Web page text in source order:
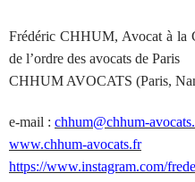
Frédéric CHHUM, Avocat à la
de l’ordre des avocats de Paris
CHHUM AVOCATS (Paris,
e-mail : chhum@chhum-
www.chhum-avocats.fr
https://www.instagram.com/